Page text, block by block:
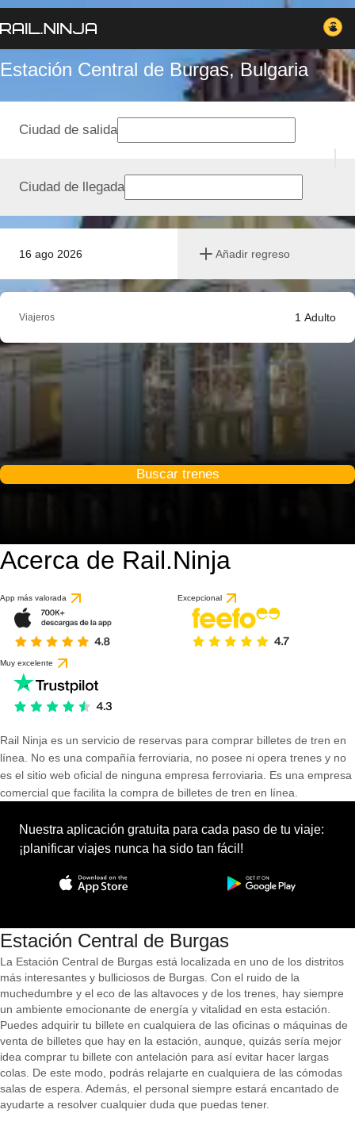
Estación Central de Burgas, Bulgaria
16 ago 2026 Añadir regreso
Ciudad de salida
Ciudad de llegada
Viajeros 1 Adulto
Buscar trenes
Acerca de Rail.Ninja
App más valorada Excepcional
Muy excelente
Rail Ninja es un servicio de reservas para comprar billetes de tren en
línea. No es una compañía ferroviaria, no posee ni opera trenes y no
es el sitio web oficial de ninguna empresa ferroviaria. Es una empresa
comercial que facilita la compra de billetes de tren en línea.
Nuestra aplicación gratuita para cada paso de tu viaje:
¡planificar viajes nunca ha sido tan fácil!
Estación Central de Burgas
La Estación Central de Burgas está localizada en uno de los distritos
más interesantes y bulliciosos de Burgas. Con el ruido de la
muchedumbre y el eco de las altavoces y de los trenes, hay siempre
un ambiente emocionante de energía y vitalidad en esta estación.
Puedes adquirir tu billete en cualquiera de las oficinas o máquinas de
venta de billetes que hay en la estación, aunque, quizás sería mejor
idea comprar tu billete con antelación para así evitar hacer largas
colas. De este modo, podrás relajarte en cualquiera de las cómodas
salas de espera. Además, el personal siempre estará encantado de
ayudarte a resolver cualquier duda que puedas tener.